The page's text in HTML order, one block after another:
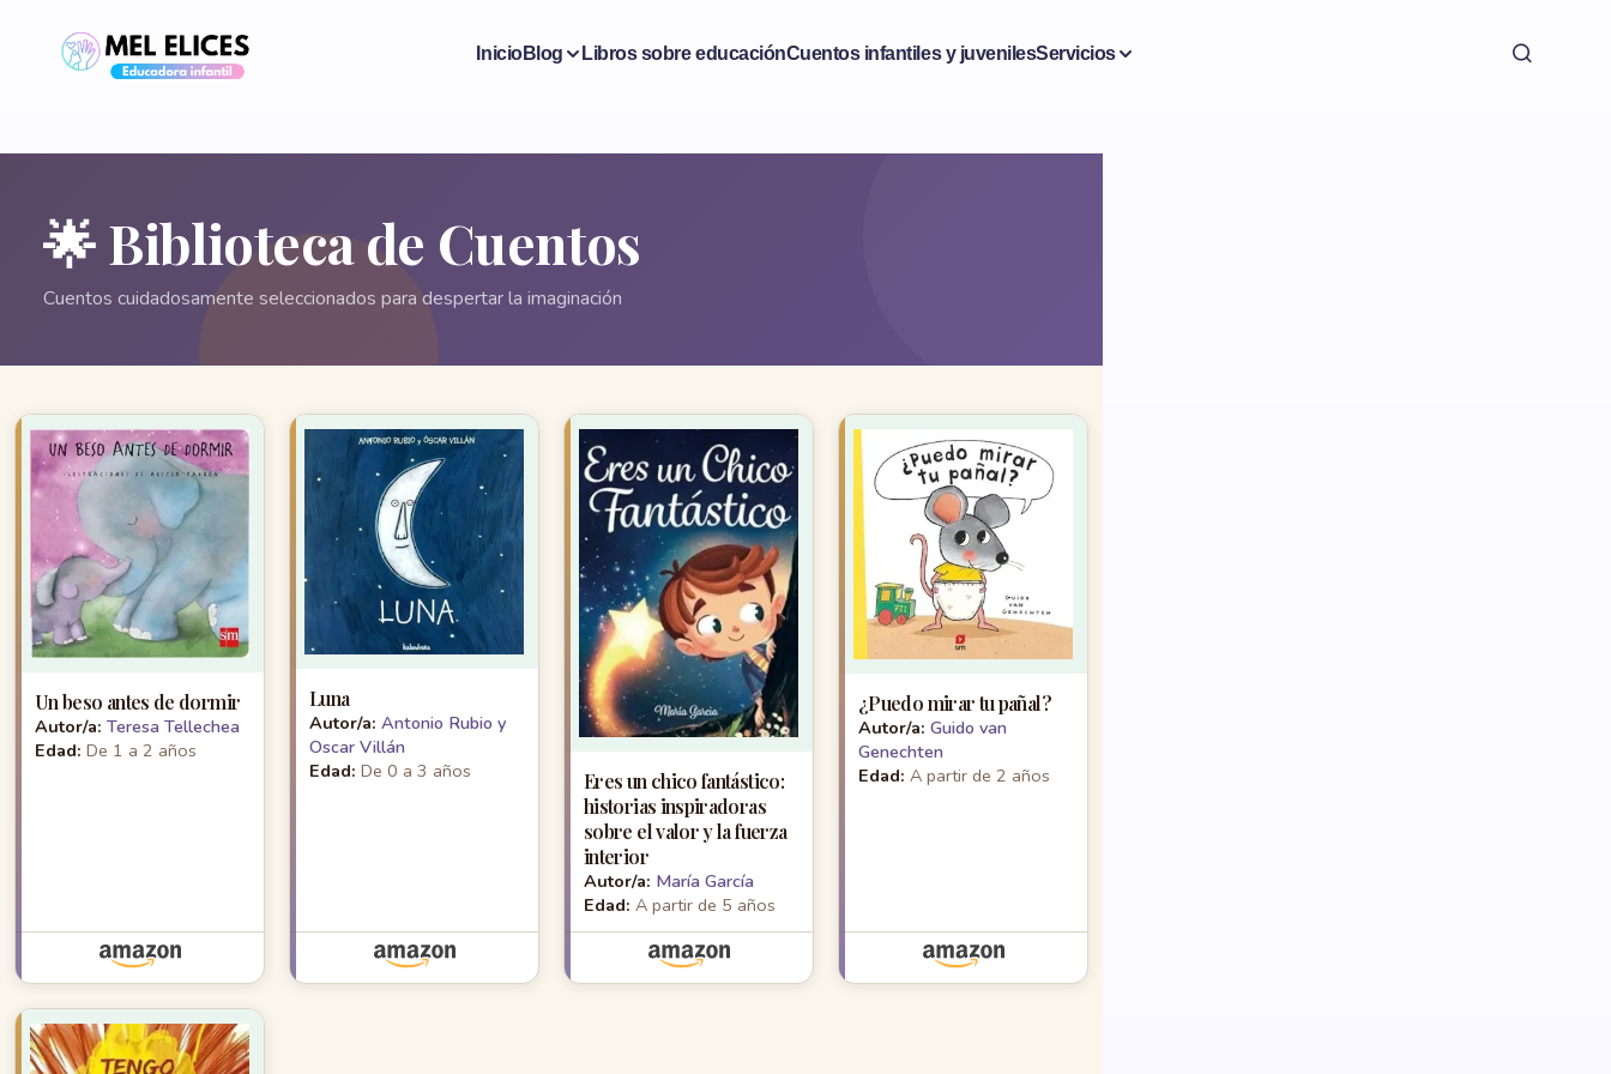
InicioBlog Libros sobre educaciónCuentos infantiles y juvenilesServicios
🌟 Biblioteca de Cuentos
Cuentos cuidadosamente seleccionados para despertar la imaginación
Un beso antes de dormir
Autor/a: Teresa Tellechea
Edad: De 1 a 2 años
Luna
Autor/a: Antonio Rubio y
Oscar Villán
Edad: De 0 a 3 años
Eres un chico fantástico:
historias inspiradoras
sobre el valor y la fuerza
interior
Autor/a: María García
Edad: A partir de 5 años
¿Puedo mirar tu pañal?
Autor/a: Guido van
Genechten
Edad: A partir de 2 años